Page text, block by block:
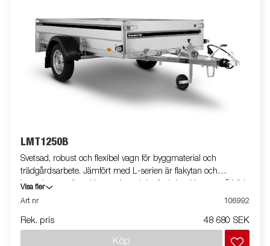
LMT1250B
Svetsad, robust och flexibel vagn för byggmaterial och
trädgårdsarbete. Jämfört med L-serien är flakytan och
kapaciteten större. Utrustad med tippfunktion. Vagnen på bilden
kan vara extrautrustad.
Visa fler
Art nr
106992
Rek. pris 48 680 SEK
Köp